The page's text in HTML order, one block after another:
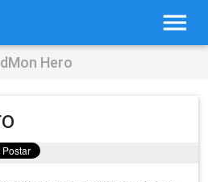
menu
Hero